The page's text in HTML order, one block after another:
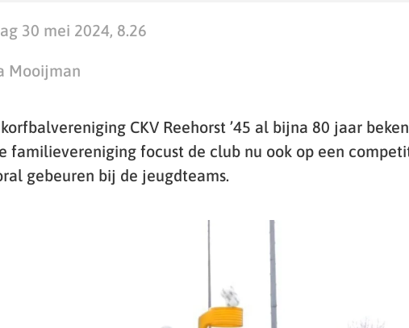
30 mei 2024, 8.26
Mooijman
CKV Reehorst ’45 al bijna 80 jaar
familievereniging focust de club nu ook op een
gebeuren bij de jeugdteams.